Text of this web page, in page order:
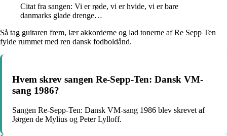
Citat fra sangen: Vi er røde, vi er hvide, vi er bare
danmarks glade drenge…
Så tag guitaren frem, lær akkorderne og lad tonerne af Re Sepp Ten
fylde rummet med ren dansk fodboldånd.
Hvem skrev sangen Re-Sepp-Ten: Dansk VM-
sang 1986?
Sangen Re-Sepp-Ten: Dansk VM-sang 1986 blev skrevet af
Jørgen de Mylius og Peter Lylloff.